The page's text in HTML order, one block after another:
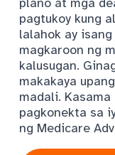
pagtukoy kung
lalahok ay
magkaroon ng
kalusugan.
makakaya
madali.
pagkonekta sa
ng Medicare